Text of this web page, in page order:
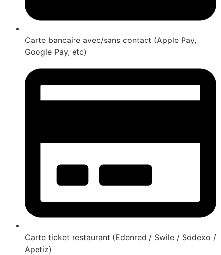
Carte bancaire avec/sans contact (Apple Pay,
Google Pay, etc)
Carte ticket restaurant (Edenred / Swile / Sodexo /
Apetiz)